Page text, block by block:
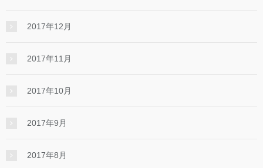
2017年12月
2017年11月
2017年10月
2017年9月
2017年8月